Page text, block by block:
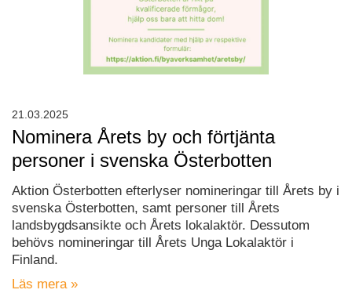
Nominera Årets by och förtjänta
personer i svenska Österbotten
Aktion Österbotten efterlyser nomineringar till Årets by i
svenska Österbotten, samt personer till Årets
landsbygdsansikte och Årets lokalaktör. Dessutom
behövs nomineringar till Årets Unga Lokalaktör i
Finland.
Läs mera »
21.03.2025